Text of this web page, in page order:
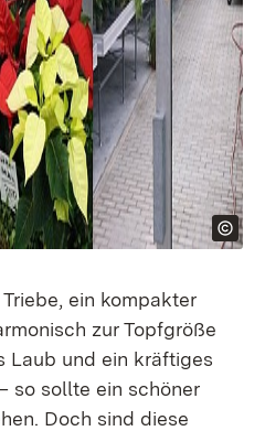
ein kompakter
zur Topfgröße
Laub und ein kräftiges
so sollte ein schöner
Doch sind diese